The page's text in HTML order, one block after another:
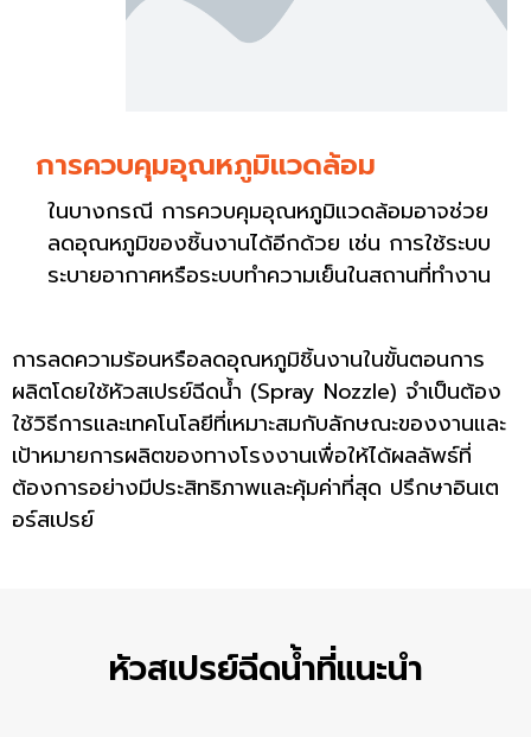
การควบคุมอุณหภูมิแวดล้อม
ในบางกรณี การควบคุมอุณหภูมิแวดล้อมอาจช่วย
ลดอุณหภูมิของชิ้นงานได้อีกด้วย เช่น การใช้ระบบ
ระบายอากาศหรือระบบทำความเย็นในสถานที่ทำงาน
การลดความร้อนหรือลดอุณหภูมิชิ้นงานในขั้นตอนการ
ผลิตโดยใช้หัวสเปรย์ฉีดน้ำ (Spray Nozzle) จำเป็นต้อง
ใช้วิธีการและเทคโนโลยีที่เหมาะสมกับลักษณะของงานและ
เป้าหมายการผลิตของทางโรงงานเพื่อให้ได้ผลลัพธ์ที่
ต้องการอย่างมีประสิทธิภาพและคุ้มค่าที่สุด ปรึกษาอินเต
อร์สเปรย์
หัวสเปรย์ฉีดน้ำที่แนะนำ